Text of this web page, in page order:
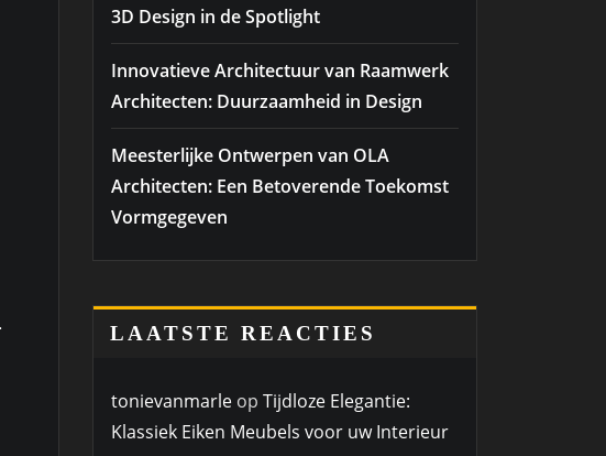
3D Design in de Spotlight
Innovatieve Architectuur van Raamwerk
Architecten: Duurzaamheid in Design
Meesterlijke Ontwerpen van OLA
Architecten: Een Betoverende Toekomst
Vormgegeven
LAATSTE REACTIES
tonievanmarle op Tijdloze Elegantie:
Klassiek Eiken Meubels voor uw Interieur